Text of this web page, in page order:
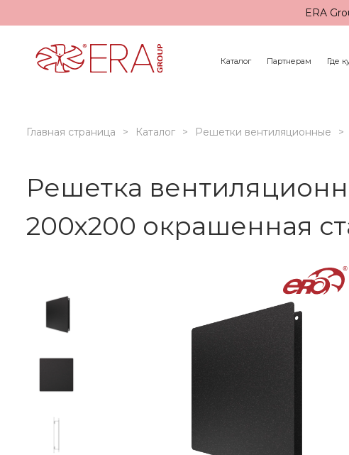
ERA
Каталог Партнерам Где
Главная страница Каталог Решетки вентиляционные
Решетка
200х200 окрашенная